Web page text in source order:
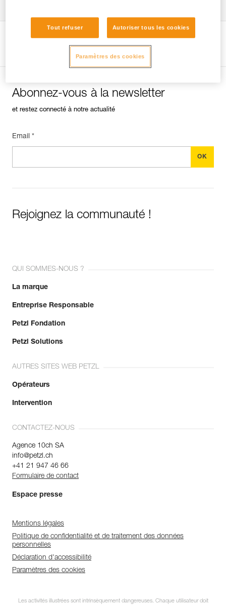
Abonnez-vous à la newsletter
et restez connecté à notre actualité
Email *
Rejoignez la communauté !
QUI SOMMES-NOUS ?
La marque
Entreprise Responsable
Petzl Fondation
Petzl Solutions
AUTRES SITES WEB PETZL
Opérateurs
Intervention
CONTACTEZ-NOUS
Agence 10ch SA
info@petzl.ch
+41 21 947 46 66
Formulaire de contact
Espace presse
Mentions légales
Politique de confidentialité et de traitement des données
personnelles
Déclaration d'accessibilité
Paramètres des cookies
Les activités illustrées sont intrinsèquement dangereuses. Chaque utilisateur doit
Tout refuser Autoriser tous les cookies
Paramètres des cookies